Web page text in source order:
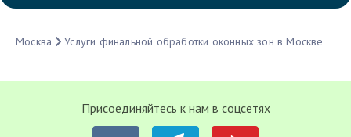
Москва Услуги финальной обработки оконных зон в Москве
Присоединяйтесь к нам в соцсетях